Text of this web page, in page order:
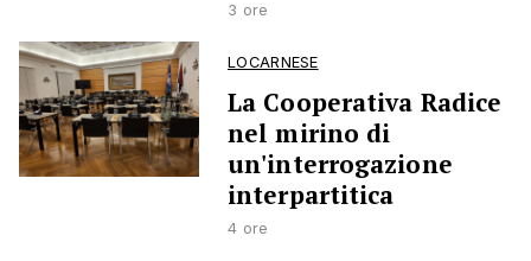
3 ore
LOCARNESE
La Cooperativa Radice
nel mirino di
un'interrogazione
interpartitica
4 ore